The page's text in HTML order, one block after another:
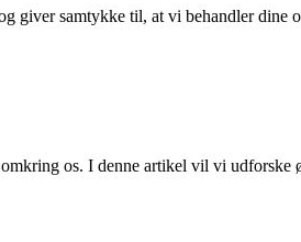
samtykke til, at vi behandler dine
os. I denne artikel vil vi udforske